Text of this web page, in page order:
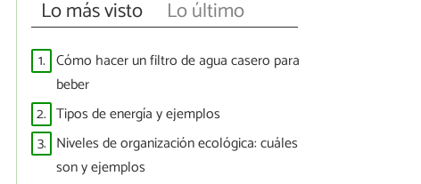
Lo más visto Lo último
1. Cómo hacer un filtro de agua casero para
beber
2. Tipos de energía y ejemplos
3. Niveles de organización ecológica: cuáles
son y ejemplos